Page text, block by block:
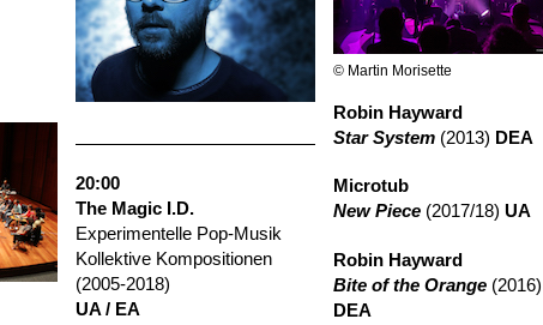
20:00
The Magic I.D.
Experimentelle Pop-Musik
Kollektive Kompositionen
(2005-2018)
UA / EA
© Martin Morisette
Robin Hayward
Star System (2013) DEA
Microtub
New Piece (2017/18) UA
Robin Hayward
Bite of the Orange (2016)
DEA